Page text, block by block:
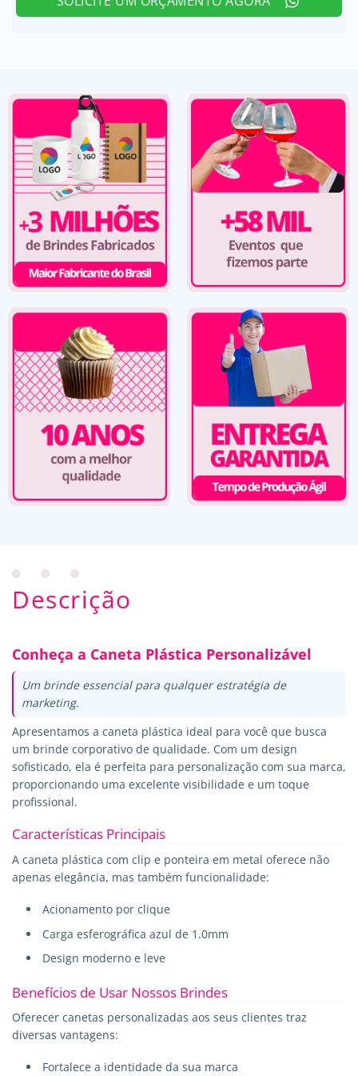
Descrição
Conheça a Caneta Plástica Personalizável
Um brinde essencial para qualquer estratégia de
marketing.
Apresentamos a caneta plástica ideal para você que busca
um brinde corporativo de qualidade. Com um design
sofisticado, ela é perfeita para personalização com sua marca,
proporcionando uma excelente visibilidade e um toque
profissional.
Características Principais
A caneta plástica com clip e ponteira em metal oferece não
apenas elegância, mas também funcionalidade:
Acionamento por clique
Carga esferográfica azul de 1.0mm
Design moderno e leve
Benefícios de Usar Nossos Brindes
Oferecer canetas personalizadas aos seus clientes traz
diversas vantagens:
Fortalece a identidade da sua marca